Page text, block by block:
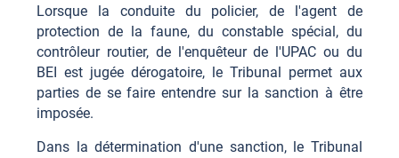
Lorsque la conduite du policier, de l'agent de
protection de la faune, du constable spécial, du
contrôleur routier, de l'enquêteur de l'UPAC ou du
BEI est jugée dérogatoire, le Tribunal permet aux
parties de se faire entendre sur la sanction à être
imposée.
Dans la détermination d'une sanction, le Tribunal